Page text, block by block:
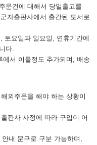
문건에 대해서 당일출고를
자출판사에서 출간된 도서로
토요일과 일요일, 연휴기간에
다.
서 이틀정도 추가되며, 배송
외주문을 해야 하는 상황이
판사 사정에 따라 구입이 어
내 문구로 구분 가능하며,